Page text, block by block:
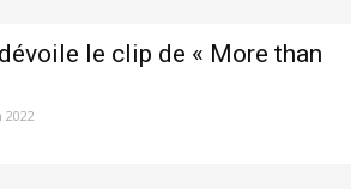
le clip de « More than
2022